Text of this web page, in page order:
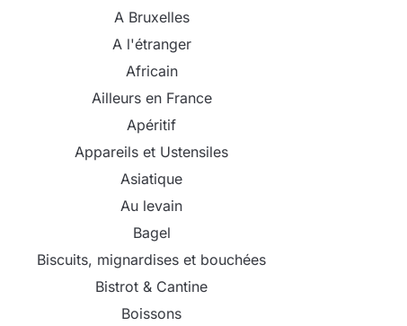
A Bruxelles
A l'étranger
Africain
Ailleurs en France
Apéritif
Appareils et Ustensiles
Asiatique
Au levain
Bagel
Biscuits, mignardises et bouchées
Bistrot & Cantine
Boissons